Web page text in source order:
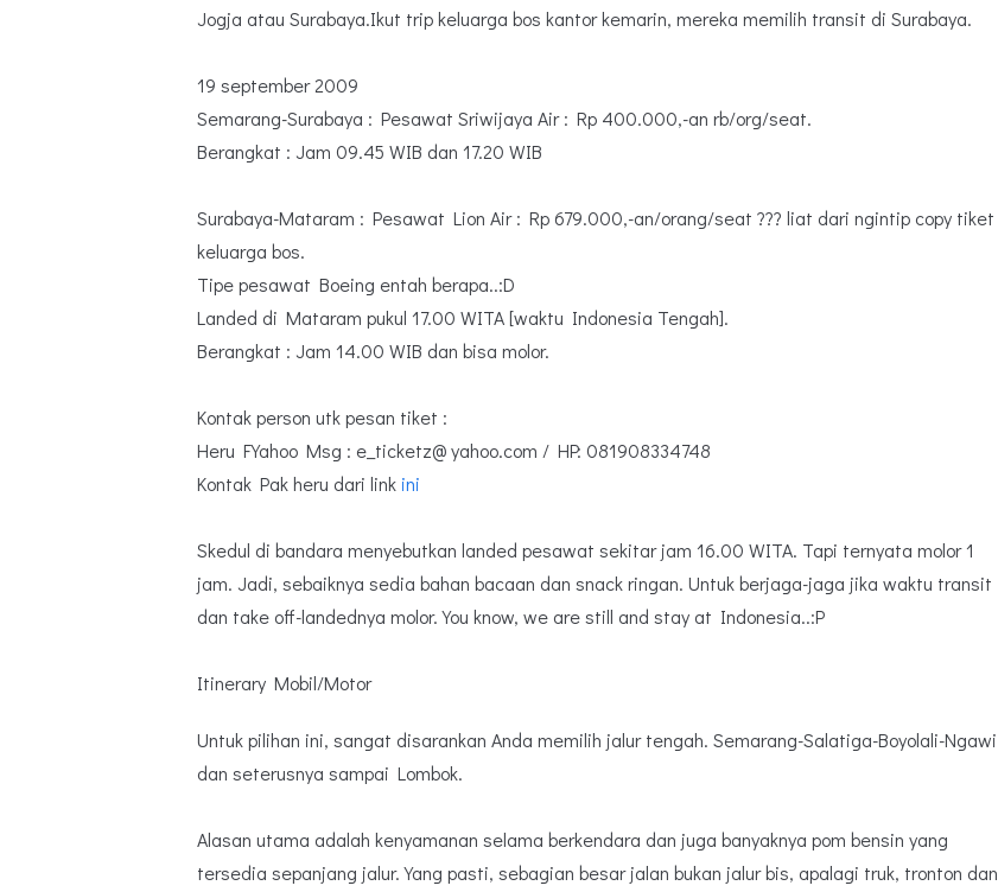
Jogja atau Surabaya.Ikut trip keluarga bos kantor kemarin, mereka memilih transit di Surabaya.
19 september 2009
Semarang-Surabaya : Pesawat Sriwijaya Air : Rp 400.000,-an rb/org/seat.
Berangkat : Jam 09.45 WIB dan 17.20 WIB
Surabaya-Mataram : Pesawat Lion Air : Rp 679.000,-an/orang/seat ??? liat dari ngintip copy tiket
keluarga bos.
Tipe pesawat Boeing entah berapa..:D
Landed di Mataram pukul 17.00 WITA [waktu Indonesia Tengah].
Berangkat : Jam 14.00 WIB dan bisa molor.
Kontak person utk pesan tiket :
Heru FYahoo Msg : e_ticketz@ yahoo.com / HP: 081908334748
Kontak Pak heru dari link ini
Skedul di bandara menyebutkan landed pesawat sekitar jam 16.00 WITA. Tapi ternyata molor 1
jam. Jadi, sebaiknya sedia bahan bacaan dan snack ringan. Untuk berjaga-jaga jika waktu transit
dan take off-landednya molor. You know, we are still and stay at Indonesia..:P
Itinerary Mobil/Motor
Untuk pilihan ini, sangat disarankan Anda memilih jalur tengah. Semarang-Salatiga-Boyolali-Ngawi
dan seterusnya sampai Lombok.
Alasan utama adalah kenyamanan selama berkendara dan juga banyaknya pom bensin yang
tersedia sepanjang jalur. Yang pasti, sebagian besar jalan bukan jalur bis, apalagi truk, tronton dan